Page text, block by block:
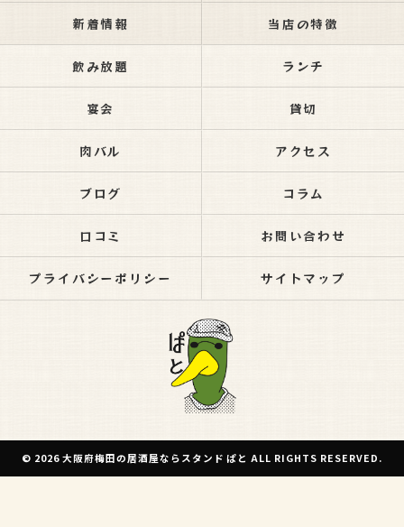
新着情報 当店の特徴
飲み放題 ランチ
宴会 貸切
肉バル アクセス
ブログ コラム
口コミ お問い合わせ
プライバシーポリシー サイトマップ
© 2026 大阪府梅田の居酒屋ならスタンド ぱと ALL RIGHTS RESERVED.